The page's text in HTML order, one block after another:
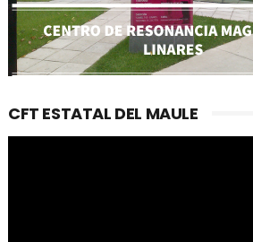
CFT ESTATAL DEL MAULE